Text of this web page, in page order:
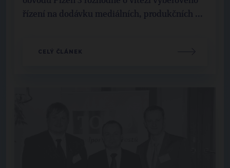
řízení na dodávku mediálních, produkčních ...
CELÝ ČLÁNEK